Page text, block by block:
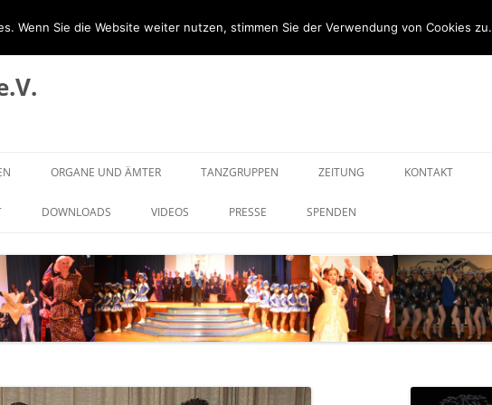
ORGANE UND ÄMTER
VORSTAND
KINDERPRINZENPAAR
PRINZENPAAR
TANZGRUPPEN
TANZMARIECHEN
JUGENDSCHAUTANZ
PRINZENGARDE
SCHAUTANZ
ZEITUNG KONTAKT
DOWNLOADS VIDEOS PRESSE SPENDEN
Wenn Sie die Website weiter nutzen, stimmen Sie der Verwendung von Cookies zu.